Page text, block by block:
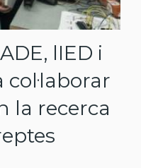
lIED i
la recerca